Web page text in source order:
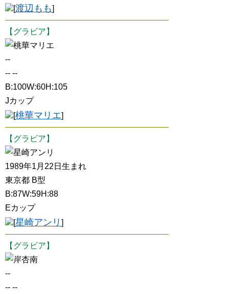
[渡辺もも]
【グラビア】
桃華マリエ
--
-- --
B:100W:60H:105
Jカップ
[桃華マリエ]
【グラビア】
星崎アンリ
1989年1月22日生まれ
東京都 B型
B:87W:59H:88
Eカップ
[星崎アンリ ]
【グラビア】
岸杏南
--
-- --